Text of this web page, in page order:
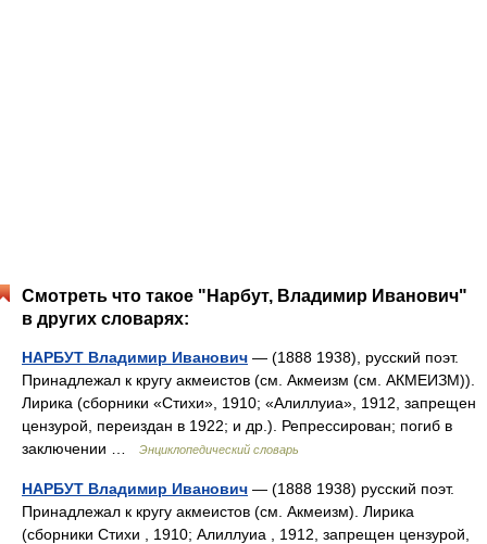
Смотреть что такое "Нарбут, Владимир Иванович"
в других словарях:
НАРБУТ Владимир Иванович — (1888 1938), русский поэт.
Принадлежал к кругу акмеистов (см. Акмеизм (см. АКМЕИЗМ)).
Лирика (сборники «Стихи», 1910; «Алиллуиа», 1912, запрещен
цензурой, переиздан в 1922; и др.). Репрессирован; погиб в
заключении …
Энциклопедический словарь
НАРБУТ Владимир Иванович — (1888 1938) русский поэт.
Принадлежал к кругу акмеистов (см. Акмеизм). Лирика
(сборники Стихи , 1910; Алиллуиа , 1912, запрещен цензурой,